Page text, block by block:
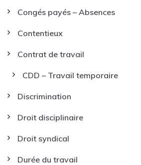
Congés payés – Absences
Contentieux
Contrat de travail
CDD – Travail temporaire
Discrimination
Droit disciplinaire
Droit syndical
Durée du travail